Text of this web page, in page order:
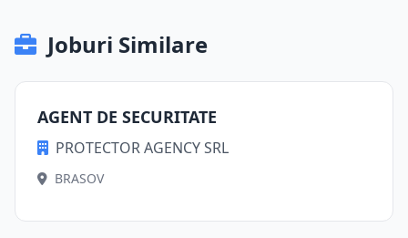
Joburi Similare
AGENT DE SECURITATE
PROTECTOR AGENCY SRL
BRASOV